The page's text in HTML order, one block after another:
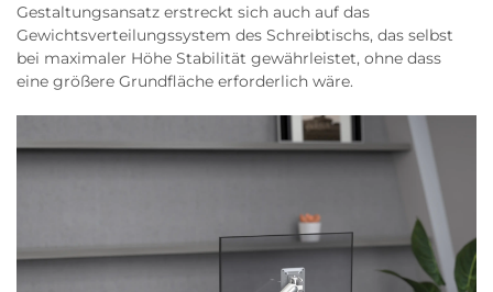
Gestaltungsansatz erstreckt sich auch auf das
Gewichtsverteilungssystem des Schreibtischs, das selbst
bei maximaler Höhe Stabilität gewährleistet, ohne dass
eine größere Grundfläche erforderlich wäre.